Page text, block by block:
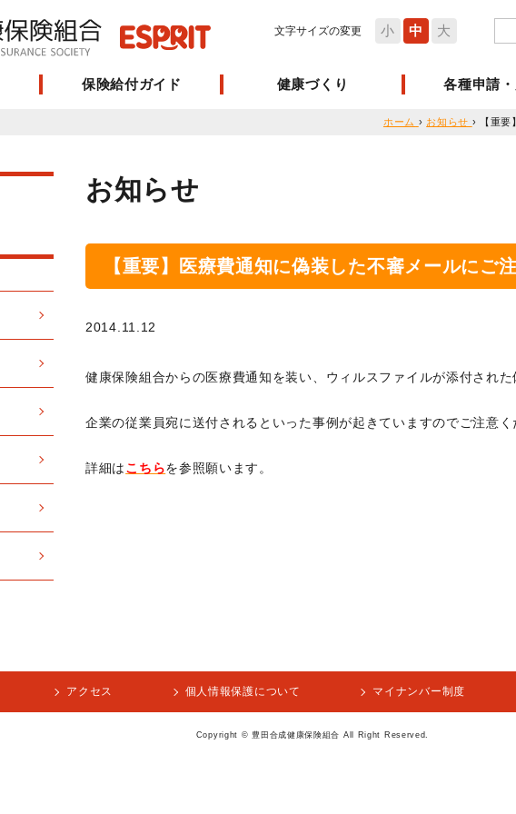
文字サイズの変更 小 中 大
保険給付ガイド 健康づくり 各種申請
ホーム › お知らせ › 【重
お知らせ
【重要】医療費通知に偽装した不審メールにご
2014.11.12
健康保険組合からの医療費通知を装い、ウィルスファイルが添付され
企業の従業員宛に送付されるといった事例が起きていますのでご注意く
詳細はこちらを参照願います。
アクセス 個人情報保護について マイナンバー制度
Copyright © 豊田合成健康保険組合 All Right Reserved.